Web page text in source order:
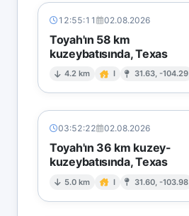
12:55:11 02.08.2026
Toyah'ın 58 km
kuzeybatısında, Texas
4.2 km I 31.63, -104.29
03:52:22 02.08.2026
Toyah'ın 36 km kuzey-
kuzeybatısında, Texas
5.0 km I 31.60, -103.98